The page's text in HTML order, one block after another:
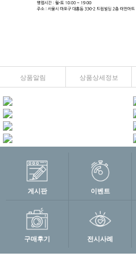
상품알림 상품상세정보
게시판 이벤트
구매후기 전시사례